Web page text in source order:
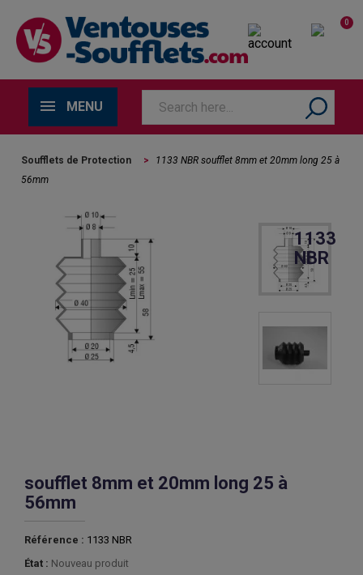
0
MENU
Soufflets de Protection >
1133 NBR soufflet 8mm et 20mm long 25 à
56mm
1133
NBR
soufflet 8mm et 20mm long 25 à
56mm
Référence : 1133 NBR
État : Nouveau produit